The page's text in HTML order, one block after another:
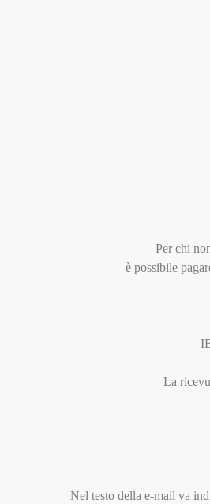
Per chi
è possibile
La
Nel testo della e-mail va